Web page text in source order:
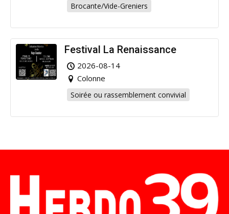
Brocante/Vide-Greniers
Festival La Renaissance
2026-08-14
Colonne
Soirée ou rassemblement convivial